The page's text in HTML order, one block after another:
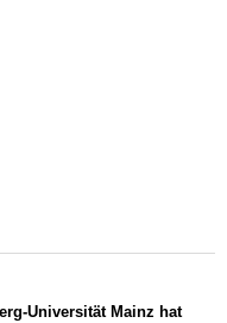
Universität Mainz hat